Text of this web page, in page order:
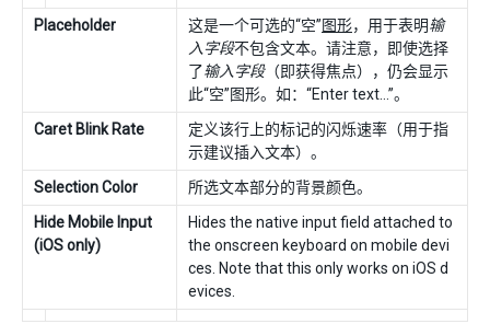
Placeholder
这是一个可选的“空”图形，用于表明输
入字段不包含文本。请注意，即使选择
了输入字段（即获得焦点），仍会显示
此“空”图形。如：“Enter text…”。
Caret Blink Rate
定义该行上的标记的闪烁速率（用于指
示建议插入文本）。
Selection Color
所选文本部分的背景颜色。
Hide Mobile Input
(iOS only)
Hides the native input field attached to
the onscreen keyboard on mobile devi
ces. Note that this only works on iOS d
evices.